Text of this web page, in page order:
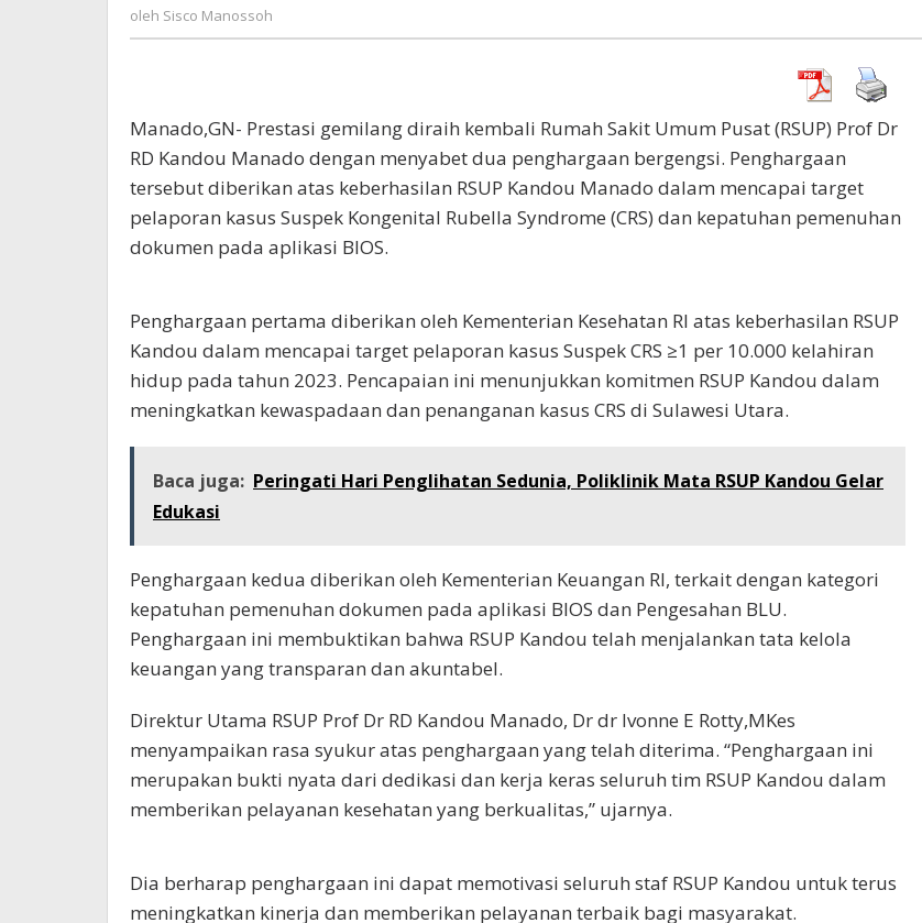
Sisco
oleh Sisco Manossoh
Manado,GN- Prestasi gemilang diraih kembali Rumah Sakit Umum Pusat (RSUP) Prof Dr
RD Kandou Manado dengan menyabet dua penghargaan bergengsi. Penghargaan
tersebut diberikan atas keberhasilan RSUP Kandou Manado dalam mencapai target
pelaporan kasus Suspek Kongenital Rubella Syndrome (CRS) dan kepatuhan pemenuhan
dokumen pada aplikasi BIOS.
Penghargaan pertama diberikan oleh Kementerian Kesehatan RI atas keberhasilan RSUP
Kandou dalam mencapai target pelaporan kasus Suspek CRS ≥1 per 10.000 kelahiran
hidup pada tahun 2023. Pencapaian ini menunjukkan komitmen RSUP Kandou dalam
meningkatkan kewaspadaan dan penanganan kasus CRS di Sulawesi Utara.
Baca juga: Peringati Hari Penglihatan Sedunia, Poliklinik Mata RSUP Kandou Gelar
Edukasi
Penghargaan kedua diberikan oleh Kementerian Keuangan RI, terkait dengan kategori
kepatuhan pemenuhan dokumen pada aplikasi BIOS dan Pengesahan BLU.
Penghargaan ini membuktikan bahwa RSUP Kandou telah menjalankan tata kelola
keuangan yang transparan dan akuntabel.
Direktur Utama RSUP Prof Dr RD Kandou Manado, Dr dr Ivonne E Rotty,MKes
menyampaikan rasa syukur atas penghargaan yang telah diterima. “Penghargaan ini
merupakan bukti nyata dari dedikasi dan kerja keras seluruh tim RSUP Kandou dalam
memberikan pelayanan kesehatan yang berkualitas,” ujarnya.
Dia berharap penghargaan ini dapat memotivasi seluruh staf RSUP Kandou untuk terus
meningkatkan kinerja dan memberikan pelayanan terbaik bagi masyarakat.